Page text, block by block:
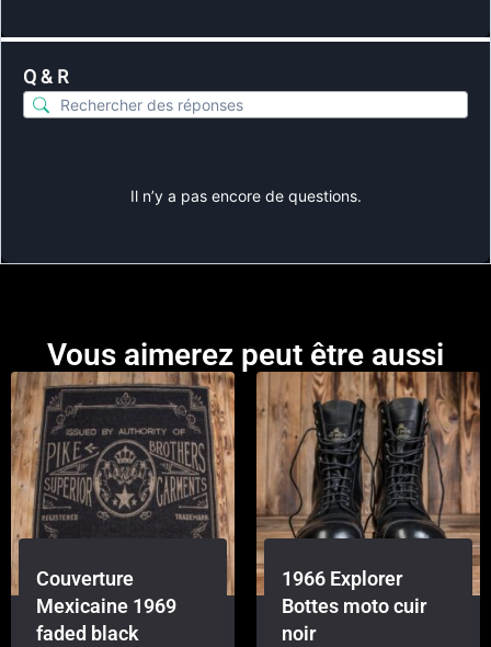
Q & R
Il n’y a pas encore de questions.
Vous aimerez peut être aussi
Couverture
Mexicaine 1969
faded black
1966 Explorer
Bottes moto cuir
noir